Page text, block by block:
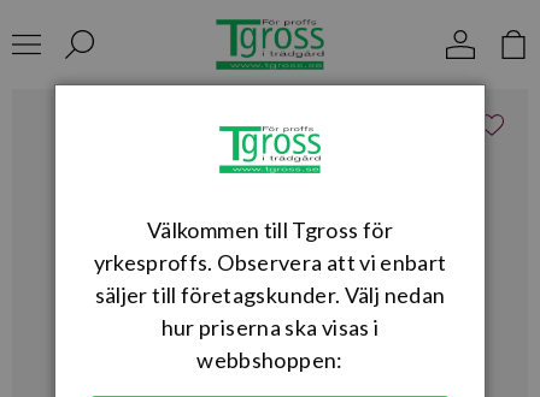
Välkommen till Tgross för
yrkesproffs. Observera att vi enbart
säljer till företagskunder. Välj nedan
hur priserna ska visas i
webbshoppen: